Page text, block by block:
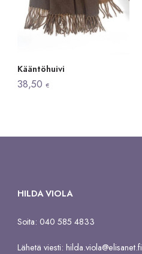
Kääntöhuivi
38,50€
HILDA VIOLA
Soita: 040 585 4833
Lähetä viesti:hilda.viola@elisanet.fi